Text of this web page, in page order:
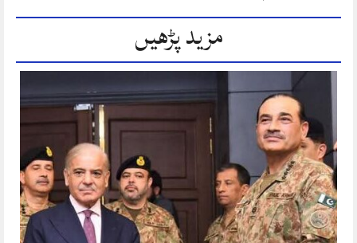
مزید پڑھیں